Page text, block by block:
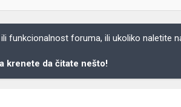
funkcionalnost foruma, ili ukoliko naletite
krenete da čitate nešto!